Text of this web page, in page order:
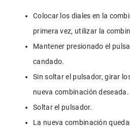
Colocar los diales en la
primera vez, utilizar la
Mantener presionado el
candado.
Sin soltar el pulsador, girar
nueva combinación deseada.
Soltar el pulsador.
La nueva combinación